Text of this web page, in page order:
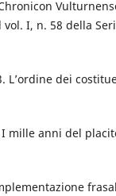
I, n. 58 della
L’ordine dei
I mille anni del